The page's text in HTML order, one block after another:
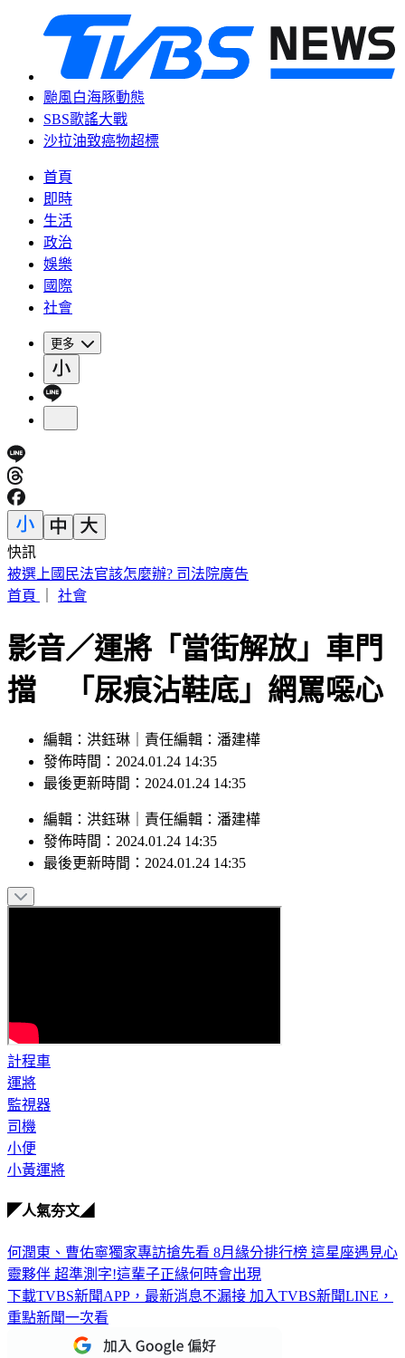
颱風白海豚動態
SBS歌謠大戰
沙拉油致癌物超標
首頁
即時
生活
政治
娛樂
國際
社會
更多
快訊
被選上國民法官該怎麼辦? 司法院廣告
首頁
社會
影音／運將「當街解放」車門
擋 「尿痕沾鞋底」網罵噁心
編輯：洪鈺琳｜責任編輯：潘建樺
發佈時間：2024.01.24 14:35
最後更新時間：2024.01.24 14:35
編輯 ： 洪鈺琳 責任編輯 ： 潘建樺
發佈時間： 2024.01.24 14:35
最後更新時間： 2024.01.24 14:35
計程車
運將
監視器
司機
小便
小黃運將
◤人氣夯文◢
何潤東、曹佑寧獨家專訪搶先看 8月緣分排行榜 這星座遇見心
靈夥伴 超準測字!這輩子正緣何時會出現
下載TVBS新聞APP，最新消息不漏接 加入TVBS新聞LINE，
重點新聞一次看